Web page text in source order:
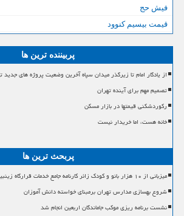
فیش حج
قیمت بیسیم کنوود
پربیننده ترین ها
از یادگار امام تا زیرگذر میدان سپاه آخرین وضعیت پروژه های جدید
تصمیم مهم برای آینده تهران
رکوردشکنی قیمتها در بازار مسکن
خانه هست، اما خریدار نیست
پربحث ترین ها
میزبانی از ۱۰ هزار بانو و کودک زائر کارنامه جامع خدمات قرارگاه زینبیه
شروع بهسازی مدارس تهران برمبنای خواسته دانش آموزان
نشست برنامه ریزی موکب جاماندگان اربعین انجام شد